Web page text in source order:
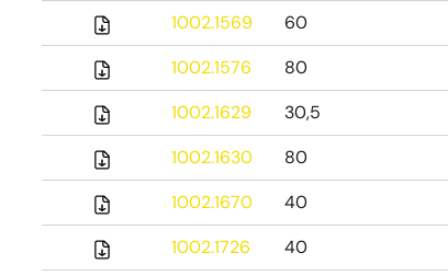
1002.1569
60
1002.1576
80
1002.1629
30,5
1002.1630
80
1002.1670
40
1002.1726
40